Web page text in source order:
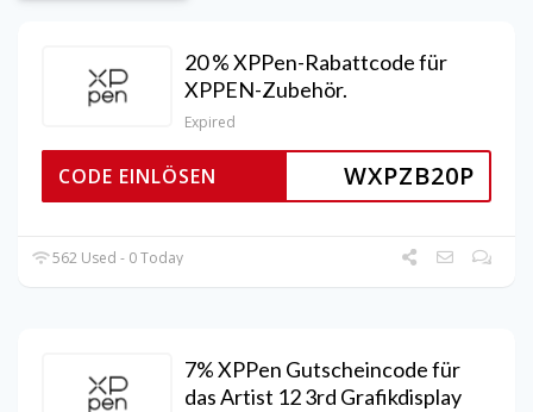
20 % XPPen-Rabattcode für
XPPEN-Zubehör.
Expired
WXPZB20P
CODE EINLÖSEN
562 Used - 0 Today
7% XPPen Gutscheincode für
das Artist 12 3rd Grafikdisplay